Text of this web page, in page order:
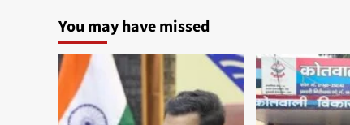
You may have missed